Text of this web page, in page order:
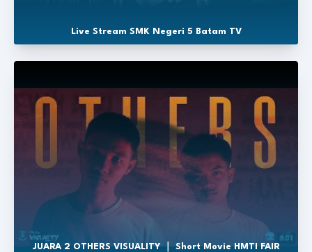
Live Stream SMK Negeri 5 Batam TV
JUARA 2 OTHERS VISUALITY ｜ Short Movie HMTI FAIR